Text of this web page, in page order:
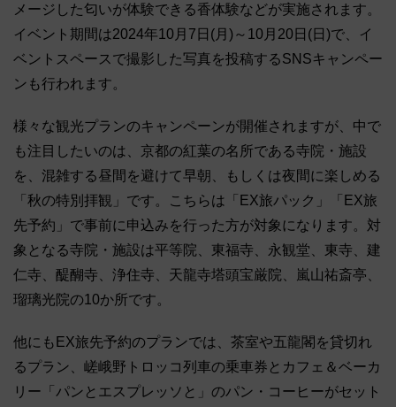
メージした匂いが体験できる香体験などが実施されます。
イベント期間は2024年10月7日(月)～10月20日(日)で、イ
ベントスペースで撮影した写真を投稿するSNSキャンペー
ンも行われます。
様々な観光プランのキャンペーンが開催されますが、中で
も注目したいのは、京都の紅葉の名所である寺院・施設
を、混雑する昼間を避けて早朝、もしくは夜間に楽しめる
「秋の特別拝観」です。こちらは「EX旅パック」「EX旅
先予約」で事前に申込みを行った方が対象になります。対
象となる寺院・施設は平等院、東福寺、永観堂、東寺、建
仁寺、醍醐寺、浄住寺、天龍寺塔頭宝厳院、嵐山祐斎亭、
瑠璃光院の10か所です。
他にもEX旅先予約のプランでは、茶室や五龍閣を貸切れ
るプラン、嵯峨野トロッコ列車の乗車券とカフェ＆ベーカ
リー「パンとエスプレッソと」のパン・コーヒーがセット